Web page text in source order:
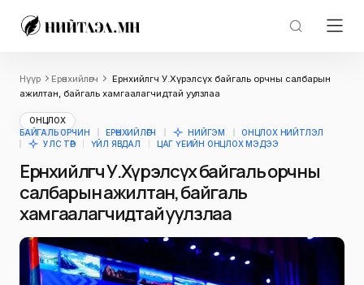
Нүүр Ерөнхийлөгч
Ерөнхийлөгч У.Хүрэлсүх байгаль орчны салбарын
ажилтан, байгаль хамгаалагчидтай уулзлаа
ОНЦЛОХ
БАЙГАЛЬ ОРЧИН
ЕРӨНХИЙЛӨГЧ НИЙГЭМ
ОНЦЛОХ НИЙТЛЭЛ
УЛС ТӨР
ҮЙЛ ЯВДАЛ ЦАГ ҮЕИЙН ОНЦЛОХ МЭДЭЭ
Ерөнхийлөгч У.Хүрэлсүх байгаль орчны
салбарын ажилтан, байгаль
хамгаалагчидтай уулзлаа